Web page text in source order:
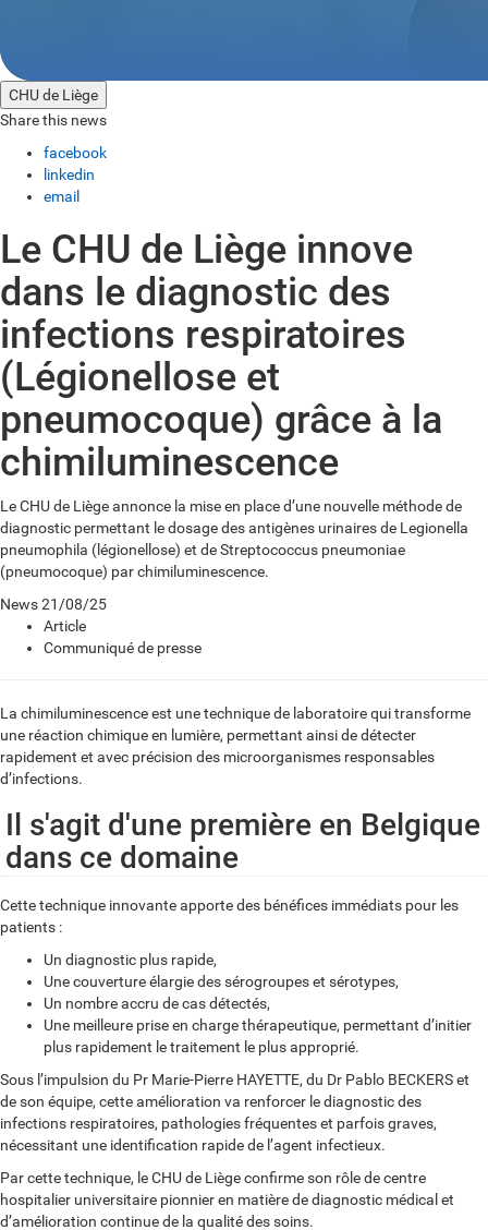
CHU de Liège
Share this news
facebook
linkedin
email
Le CHU de Liège innove
dans le diagnostic des
infections respiratoires
(Légionellose et
pneumocoque) grâce à la
chimiluminescence
Le CHU de Liège annonce la mise en place d’une nouvelle méthode de
diagnostic permettant le dosage des antigènes urinaires de Legionella
pneumophila (légionellose) et de Streptococcus pneumoniae
(pneumocoque) par chimiluminescence.
News21/08/25
Article
Communiqué de presse
La chimiluminescence est une technique de laboratoire qui transforme
une réaction chimique en lumière, permettant ainsi de détecter
rapidement et avec précision des microorganismes responsables
d’infections.
Il s'agit d'une première en Belgique
dans ce domaine
Cette technique innovante apporte des bénéfices immédiats pour les
patients :
Un diagnostic plus rapide,
Une couverture élargie des sérogroupes et sérotypes,
Un nombre accru de cas détectés,
Une meilleure prise en charge thérapeutique, permettant d’initier
plus rapidement le traitement le plus approprié.
Sous l’impulsion du Pr Marie-Pierre HAYETTE, du Dr Pablo BECKERS et
de son équipe, cette amélioration va renforcer le diagnostic des
infections respiratoires, pathologies fréquentes et parfois graves,
nécessitant une identification rapide de l’agent infectieux.
Par cette technique, le CHU de Liège confirme son rôle de centre
hospitalier universitaire pionnier en matière de diagnostic médical et
d’amélioration continue de la qualité des soins.